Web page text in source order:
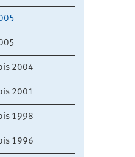
2004
2001
1998
1996